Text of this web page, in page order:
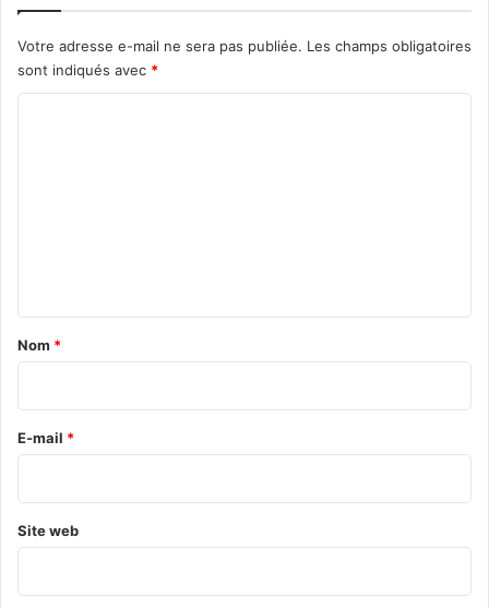
Votre adresse e-mail ne sera pas publiée. Les champs obligatoires
sont indiqués avec *
a
r
e
Nom *
E-mail *
Site web